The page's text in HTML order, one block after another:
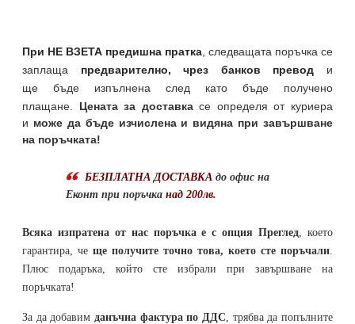
При НЕ ВЗЕТА предишна пратка следващата поръчка се
заплаща предварително, чрез банков превод и
ще бъде изпълнена след като бъде получено
плащане. Цената за доставкасе определя от куриера
и може да бъде изчислена и видяна при завършване
на поръчката!
БЕЗПЛАТНА ДОСТАВКА до офис на
Еконт при поръчка над 200лв.
Всяка изпратена от нас поръчка е с опция Преглед , което
гарантира, че ще получите точно това, което сте поръчали
Плюс подаръка, който сте избрали при завършване на
поръчката!
За да добавим данъчна фактура по ДДС , трябва да попълните